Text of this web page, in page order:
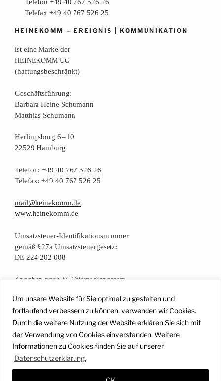
Um unsere Website für Sie optimal zu gestalten und
fortlaufend verbessern zu können, verwenden wir Cookies.
Durch die weitere Nutzung der Website erklären Sie sich mit
der Verwendung von Cookies einverstanden. Weitere
Informationen zu Cookies finden Sie auf unserer
Datenschutzerklärung.
Telefax +49 40 767 526 25
HEINEKOMM –EREIGNIS |KOMMUNIKATION
ist eine Mar­ke der
HEINEKOMM UG
(haf­tungs­be­schränkt)
Geschäfts­füh­rung:
Bar­ba­ra Hei­ne Schumann
Mat­thi­as Schumann
Her­lings­burg 6 – 10
22529 Hamburg
Tele­fon: +49 40 767 526 26
Tele­fax: +49 40 767 526 25
mail@heinekomm.de
www.heinekomm.de
Umsatz­steu­er-Iden­ti­fi­ka­ti­ons­num­mer
gemäß §27a Umsatzsteuergesetz:
DE 224 202 008
Anga­ben nach §5 Telemediengesetz
Daten­schutz­er­klä­rung
FacebookInstagramYouTubeMail